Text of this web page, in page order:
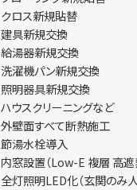
クロス新規貼替
建具新規交換
給湯器新規交換
洗濯機パン新規交換
照明器具新規交換
ハウスクリーニングなど
外壁面すべて断熱施工
節湯水栓導入
内窓設置（Low-E 複層 高遮
全灯照明LED化（玄関のみ